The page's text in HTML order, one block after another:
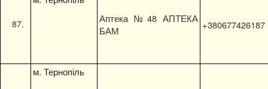
Аптека №48 АПТЕКА
БАМ
+380677426187
м. Тернопіль